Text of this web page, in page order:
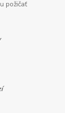
požičať